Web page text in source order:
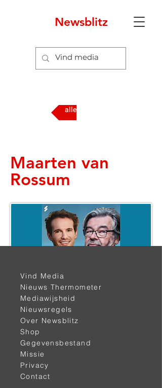
Newsblitz
alle media
Maarten van
Rossum
< vorige volgende >
Alle kanalen
Vind Media
Nieuws Thermometer
Mediawijsheid
Nieuwsregels
Over Newsblitz
Shop
Gegevensbestand
Missie
Privacy
Contact